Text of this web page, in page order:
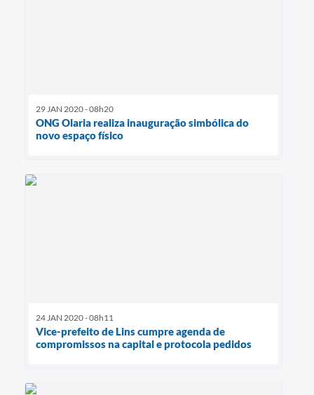
29 JAN 2020 - 08h20
ONG Olaria realiza inauguração simbólica do
novo espaço físico
24 JAN 2020 - 08h11
Vice-prefeito de Lins cumpre agenda de
compromissos na capital e protocola pedidos